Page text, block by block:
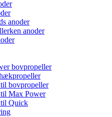
anoder
anoder
bovpropeller
bovpropeller
Max Power
Quick